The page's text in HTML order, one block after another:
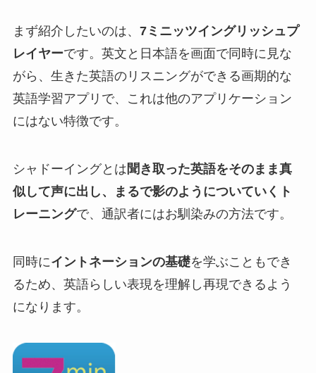
まず紹介したいのは、 7ミニッツイングリッシュプ
レイヤーです。英文と日本語を画面で同時に見な
がら、生きた英語のリスニングができる画期的な
英語学習アプリで、これは他のアプリケーション
にはない特徴です。
シャドーイングとは聞き取った英語をそのまま真
似して声に出し、まるで影のようについていくト
レーニングで、通訳者にはお馴染みの方法です。
同時にイントネーションの基礎を学ぶこともでき
るため、英語らしい表現を理解し再現できるよう
になります。